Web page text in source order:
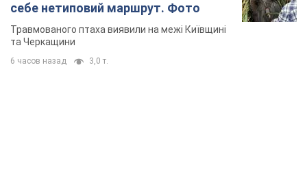
себе нетиповий маршрут. Фото
Травмованого птаха виявили на межі Київщині
та Черкащини
6 часов назад 3,0 т.